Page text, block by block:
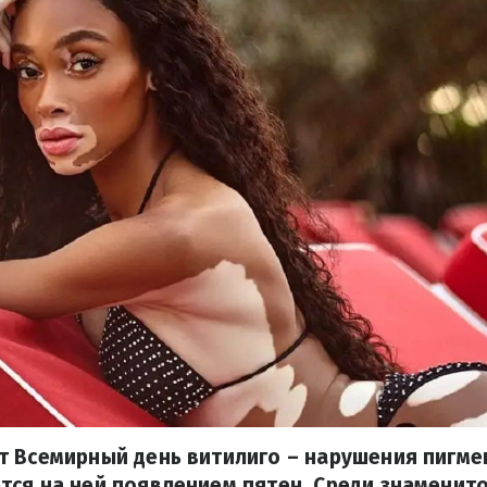
день витилиго – нарушения